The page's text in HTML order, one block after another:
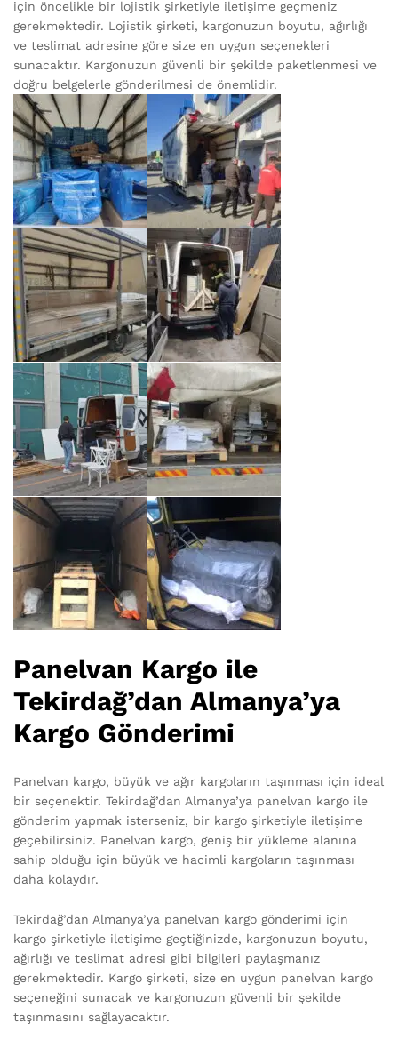
için öncelikle bir lojistik şirketiyle iletişime geçmeniz
gerekmektedir. Lojistik şirketi, kargonuzun boyutu, ağırlığı
ve teslimat adresine göre size en uygun seçenekleri
sunacaktır. Kargonuzun güvenli bir şekilde paketlenmesi ve
doğru belgelerle gönderilmesi de önemlidir.
Panelvan Kargo ile
Tekirdağ’dan Almanya’ya
Kargo Gönderimi
Panelvan kargo, büyük ve ağır kargoların taşınması için ideal
bir seçenektir. Tekirdağ’dan Almanya’ya panelvan kargo ile
gönderim yapmak isterseniz, bir kargo şirketiyle iletişime
geçebilirsiniz. Panelvan kargo, geniş bir yükleme alanına
sahip olduğu için büyük ve hacimli kargoların taşınması
daha kolaydır.
Tekirdağ’dan Almanya’ya panelvan kargo gönderimi için
kargo şirketiyle iletişime geçtiğinizde, kargonuzun boyutu,
ağırlığı ve teslimat adresi gibi bilgileri paylaşmanız
gerekmektedir. Kargo şirketi, size en uygun panelvan kargo
seçeneğini sunacak ve kargonuzun güvenli bir şekilde
taşınmasını sağlayacaktır.